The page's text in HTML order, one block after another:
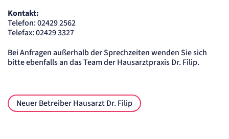
Kontakt:
Telefon: 02429 2562
Telefax: 02429 3327
Bei Anfragen außerhalb der Sprechzeiten wenden Sie sich
bitte ebenfalls an das Team der Hausarztpraxis Dr. Filip.
Neuer Betreiber Hausarzt Dr. Filip
Einverständnis-Cookie
Name:
cookie_consent
Artemed SE
Zweck: